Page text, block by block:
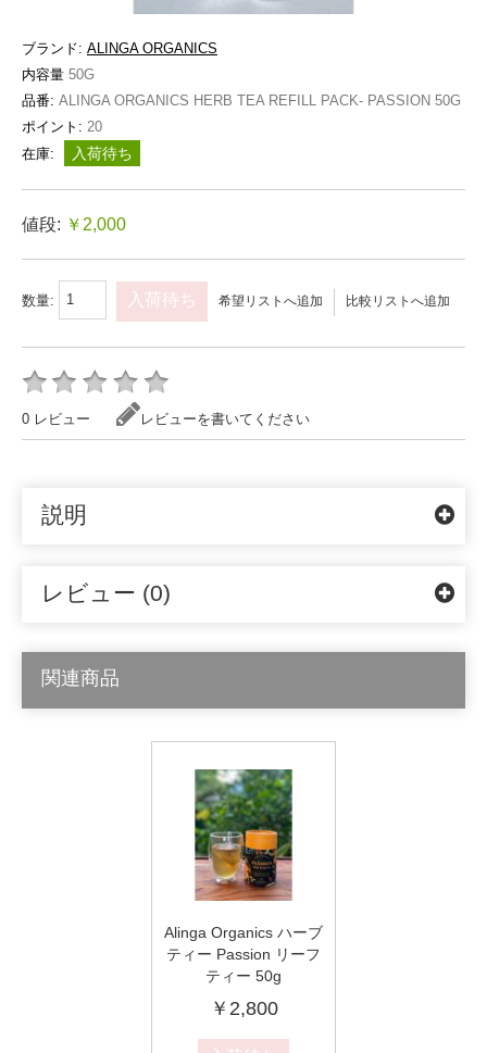
ブランド: ALINGA ORGANICS
内容量 50G
品番: ALINGA ORGANICS HERB TEA REFILL PACK- PASSION 50G
ポイント: 20
在庫:
入荷待ち
値段: ￥2,000
数量: 入荷待ち 希望リストへ追加 比較リストへ追加
0 レビュー レビューを書いてください
説明
レビュー (0)
関連商品
Alinga Organics ハーブ
ティー Passion リーフ
ティー 50g
￥2,800